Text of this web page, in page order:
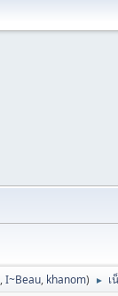
,I~Beau, khanom) ► เ